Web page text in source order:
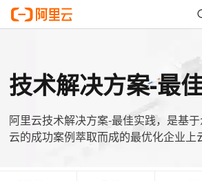
技术解决方案-最
阿里云技术解决方案-最佳实践，是基
云的成功案例萃取而成的最优化企业上
标签筛选 难度筛
书名称 主题 姓名 手机号